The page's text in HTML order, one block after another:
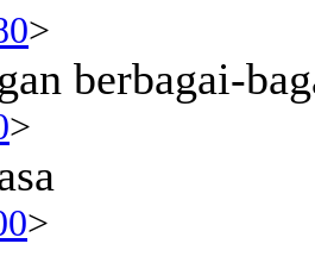
>
berbagai-
>
>